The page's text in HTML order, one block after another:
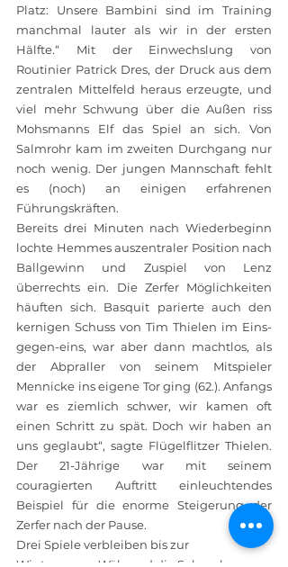
Platz: Unsere Bambini sind im Training
manchmal lauter als wir in der ersten
Hälfte.“ Mit der Einwechslung von
Routinier Patrick Dres, der Druck aus dem
zentralen Mittelfeld heraus erzeugte, und
viel mehr Schwung über die Außen riss
Mohsmanns Elf das Spiel an sich. Von
Salmrohr kam im zweiten Durchgang nur
noch wenig. Der jungen Mannschaft fehlt
es (noch) an einigen erfahrenen
Führungskräften.
Bereits drei Minuten nach Wiederbeginn
lochte Hemmes auszentraler Position nach
Ballgewinn und Zuspiel von Lenz
überrechts ein. Die Zerfer Möglichkeiten
häuften sich. Basquit parierte auch den
kernigen Schuss von Tim Thielen im Eins-
gegen-eins, war aber dann machtlos, als
der Abpraller von seinem Mitspieler
Mennicke ins eigene Tor ging (62.). Anfangs
war es ziemlich schwer, wir kamen oft
einen Schritt zu spät. Doch wir haben an
uns geglaubt“, sagte Flügelflitzer Thielen.
Der 21-Jährige war mit seinem
couragierten Auftritt einleuchtendes
Beispiel für die enorme Steigerung der
Zerfer nach der Pause.
Drei Spiele verbleiben bis zur